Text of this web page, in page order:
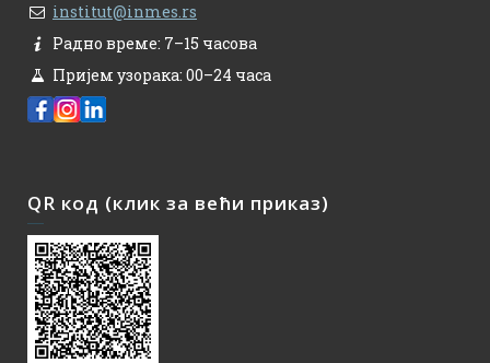
institut@inmes.rs
Радно време: 7–15 часова
Пријем узорака: 00–24 часа
QR код (клик за већи приказ)